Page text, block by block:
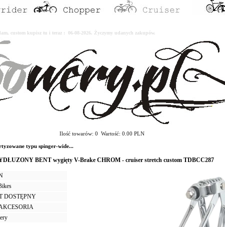
custom kupisz tu i teraz : 06-08-2026. Życzymy udanych zakupów.
Ilość towarów: 0 Wartość: 0.00 PLN
typu spinger-wide...
BENT wygięty V-Brake CHROM - cruiser stretch custom TDBCC287
DOSTĘPNY